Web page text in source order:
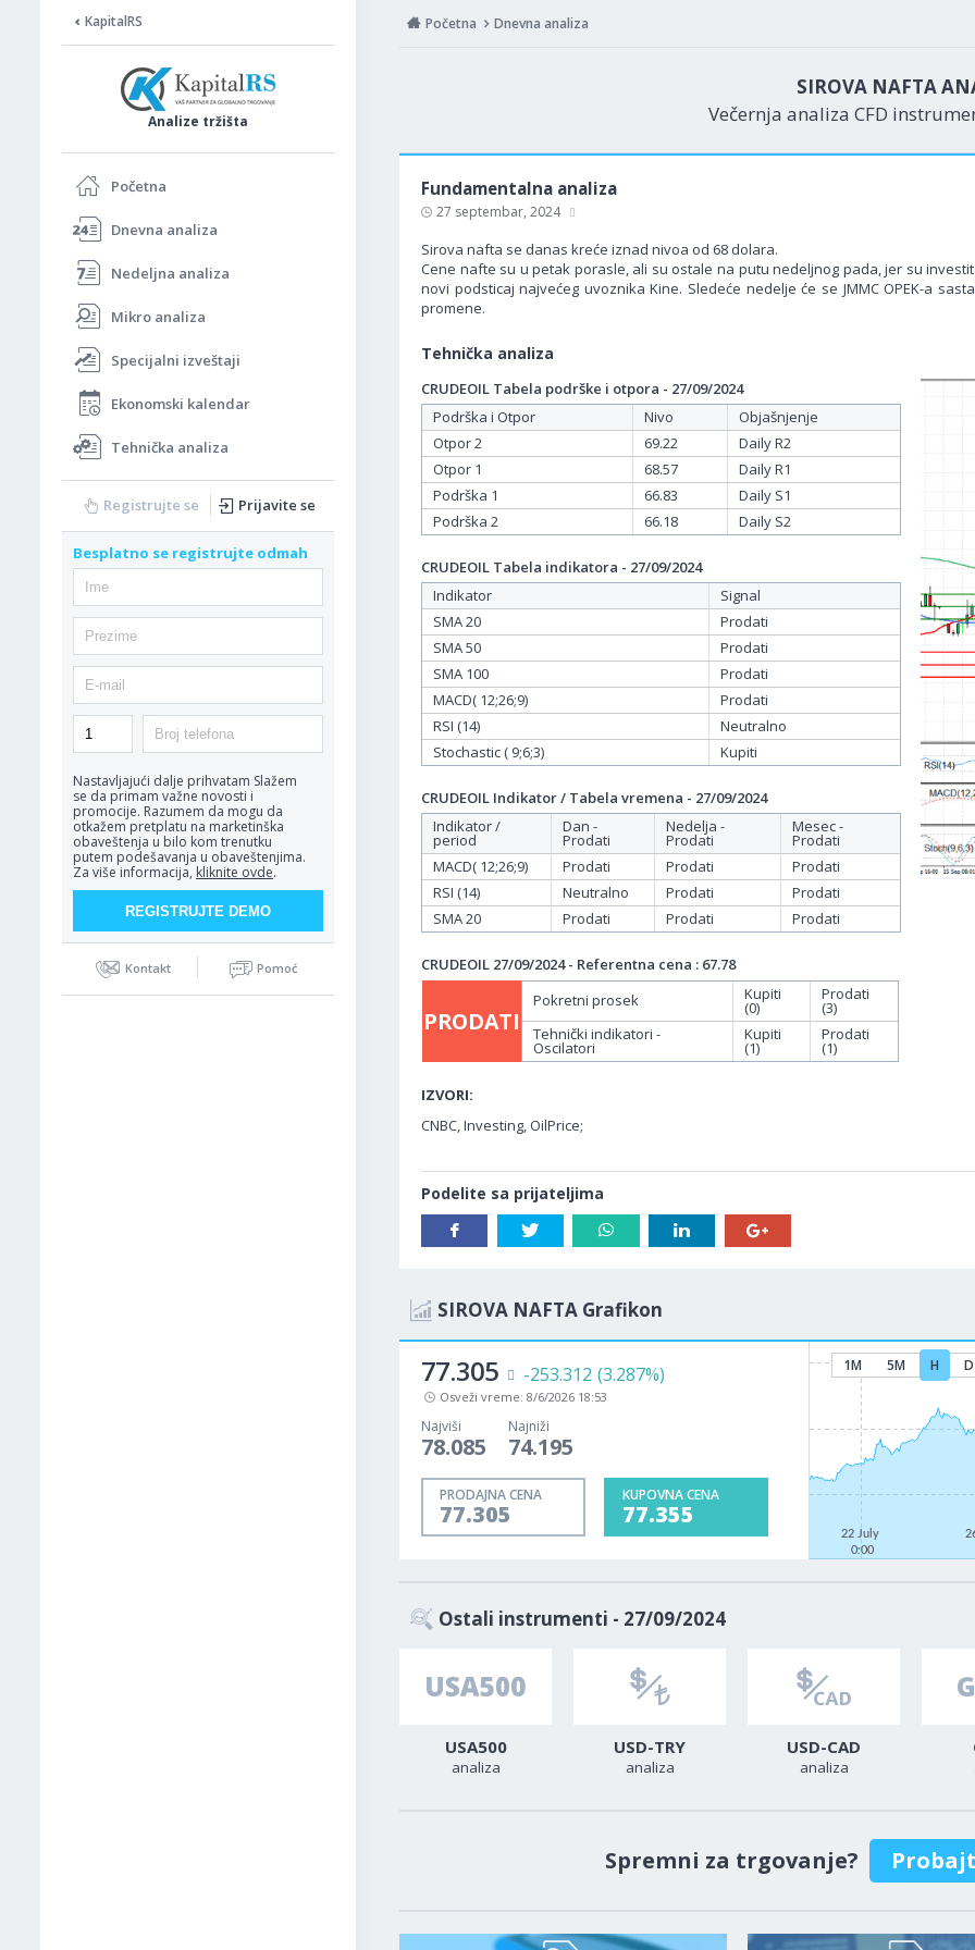
KapitalRS
Analize tržišta
Početna
Dnevna analiza
Nedeljna analiza
Mikro analiza
Specijalni izveštaji
Ekonomski kalendar
Tehnička analiza
Registrujte se Prijavite se
Besplatno se registrujte odmah
Nastavljajući dalje prihvatam Slažem
se da primam važne novosti i
promocije. Razumem da mogu da
otkažem pretplatu na marketinška
obaveštenja u bilo kom trenutku
putem podešavanja u obaveštenjima.
Za više informacija, kliknite ovde.
Kontakt Pomoć
Početna Dnevna analiza
SIROVA NAFTA
Večernja analiza CFD
Fundamentalna analiza
27 septembar, 2024
Sirova nafta se danas kreće iznad nivoa od 68 dolara.
Cene nafte su u petak porasle, ali su ostale na putu nedeljnog pada, jer su
novi podsticaj najvećeg uvoznika Kine. Sledeće nedelje će se JMMC OPEK-a
promene.
Tehnička analiza
CRUDEOIL Tabela podrške i otpora - 27/09/2024
Podrška i Otpor
Nivo
Objašnjenje
Otpor 2
69.22
Daily R2
Otpor 1
68.57
Daily R1
Podrška 1
66.83
Daily S1
Podrška 2
66.18 Daily S2
CRUDEOIL Tabela indikatora - 27/09/2024
Indikator
Signal
SMA 20
Prodati
SMA 50
Prodati
SMA 100
Prodati
MACD( 12;26;9)
Prodati
RSI (14)
Neutralno
Stochastic ( 9;6;3)
Kupiti
CRUDEOIL Indikator / Tabela vremena - 27/09/2024
Indikator /
period
Dan -
Prodati
Nedelja -
Prodati
Mesec -
Prodati
MACD( 12;26;9)
Prodati Prodati
Prodati
RSI (14)
Neutralno Prodati
Prodati
SMA 20
Prodati Prodati Prodati
CRUDEOIL 27/09/2024 - Referentna cena : 67.78
PRODATI
Pokretni prosek Kupiti
(0)
Prodati
(3)
Tehnički indikatori -
Oscilatori
Kupiti
(1)
Prodati
(1)
IZVORI:
CNBC, Investing, OilPrice;
Podelite sa prijateljima
SIROVA NAFTA Grafikon
77.305 -253.312 (3.287%)
Osveži vreme: 8/6/2026 18:53
Najviši
78.085
Najniži
74.195
PRODAJNA CENA
77.305
KUPOVNA CENA
77.355
1M 5M H D
22 July
0:00
Ostali instrumenti - 27/09/2024
USA500
analiza
USD-TRY
analiza
USD-CAD
analiza
Spremni za trgovanje?